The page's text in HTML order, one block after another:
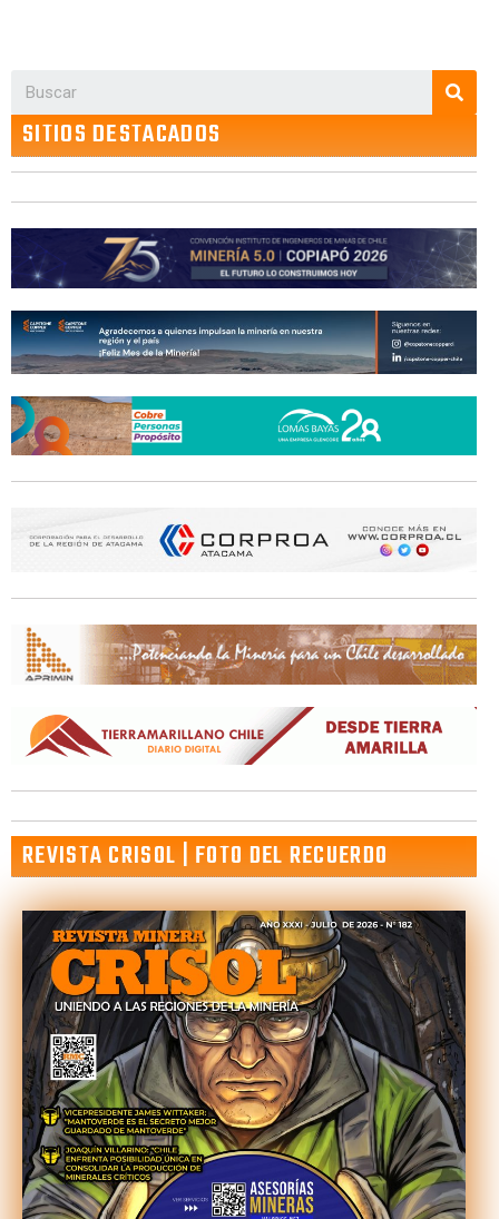
SITIOS DESTACADOS
REVISTA CRISOL | FOTO DEL RECUERDO